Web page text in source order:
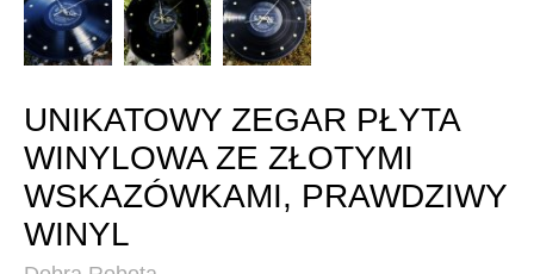
UNIKATOWY ZEGAR PŁYTA
WINYLOWA ZE ZŁOTYMI
WSKAZÓWKAMI, PRAWDZIWY
WINYL